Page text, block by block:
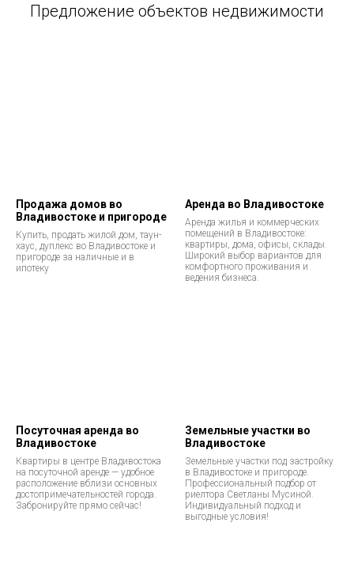
Предложение объектов недвижимости
Продажа домов во
Владивостоке и пригороде
Купить, продать жилой дом, таун-
хаус, дуплекс во Владивостоке и
пригороде за наличные и в
ипотеку
Аренда во Владивостоке
Аренда жилья и коммерческих
помещений в Владивостоке:
квартиры, дома, офисы, склады.
Широкий выбор вариантов для
комфортного проживания и
ведения бизнеса.
Посуточная аренда во
Владивостоке
Квартиры в центре Владивостока
на посуточной аренде — удобное
расположение вблизи основных
достопримечательностей города.
Забронируйте прямо сейчас!
Земельные участки во
Владивостоке
Земельные участки под застройку
в Владивостоке и пригороде.
Профессиональный подбор от
риелтора Светланы Мусиной.
Индивидуальный подход и
выгодные условия!